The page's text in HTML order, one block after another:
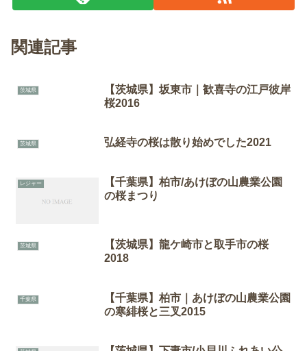
関連記事
茨城県
【茨城県】坂東市｜歓喜寺の江戸彼岸
桜2016
茨城県 弘経寺の桜は散り始めでした2021
レジャー
【千葉県】柏市/あけぼの山農業公園
の桜まつり
茨城県
【茨城県】龍ケ崎市と取手市の桜
2018
千葉県
【千葉県】柏市｜あけぼの山農業公園
の寒緋桜と三叉2015